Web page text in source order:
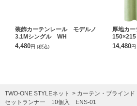
装飾カーテンレール モデルノ
3.1Mシングル WH
4,480円 (税込)
厚地カ
14,480円
TWO-ONE STYLEネット
カーテン・ブラインド
セットランナー 10個入 ENS-01